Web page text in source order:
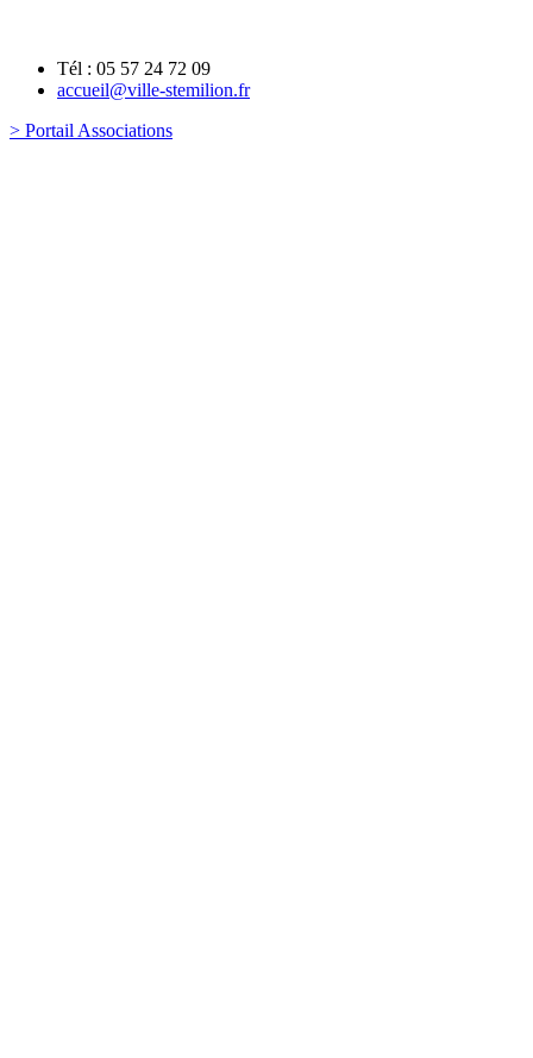
Tél : 05 57 24 72 09
accueil@ville-stemilion.fr
> Portail Associations